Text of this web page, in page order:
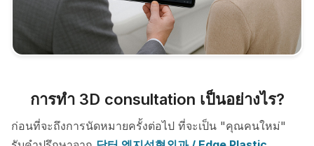
การทำ 3D consultation เป็นอย่างไร?
ก่อนที่จะถึงการนัดหมายครั้งต่อไป ที่จะเป็น "คุณคนใหม่"